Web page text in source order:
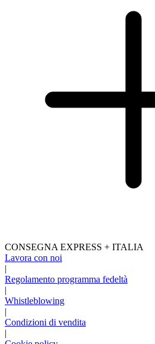
CONSEGNA EXPRESS + ITALIA
Lavora con noi
|
Regolamento programma fedeltà
|
Whistleblowing
|
Condizioni di vendita
|